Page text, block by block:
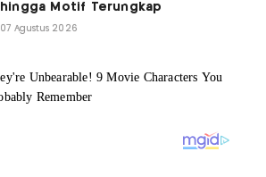
hingga Motif Terungkap
07 Agustus 2026